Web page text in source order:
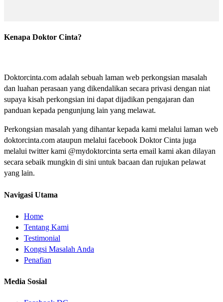
Kenapa Doktor Cinta?
Doktorcinta.com adalah sebuah laman web perkongsian masalah
dan luahan perasaan yang dikendalikan secara privasi dengan niat
supaya kisah perkongsian ini dapat dijadikan pengajaran dan
panduan kepada pengunjung lain yang melawat.
Perkongsian masalah yang dihantar kepada kami melalui laman web
doktorcinta.com ataupun melalui facebook Doktor Cinta juga
melalui twitter kami @mydoktorcinta serta email kami akan dilayan
secara sebaik mungkin di sini untuk bacaan dan rujukan pelawat
yang lain.
Navigasi Utama
Home
Tentang Kami
Testimonial
Kongsi Masalah Anda
Penafian
Media Sosial